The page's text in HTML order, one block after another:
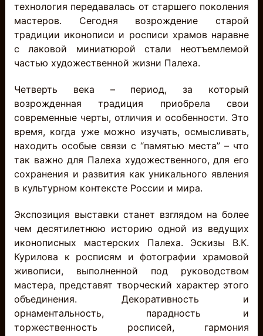
технология передавалась от старшего поколения
мастеров. Сегодня возрождение старой
традиции иконописи и росписи храмов наравне
с лаковой миниатюрой стали неотъемлемой
частью художественной жизни Палеха.
Четверть века – период, за который
возрожденная традиция приобрела свои
современные черты, отличия и особенности. Это
время, когда уже можно изучать, осмысливать,
находить особые связи с “памятью места” – что
так важно для Палеха художественного, для его
сохранения и развития как уникального явления
в культурном контексте России и мира.
Экспозиция выставки станет взглядом на более
чем десятилетнюю историю одной из ведущих
иконописных мастерских Палеха. Эскизы В.К.
Курилова к росписям и фотографии храмовой
живописи, выполненной под руководством
мастера, представят творческий характер этого
объединения. Декоративность и
орнаментальность, парадность и
торжественность росписей, гармония